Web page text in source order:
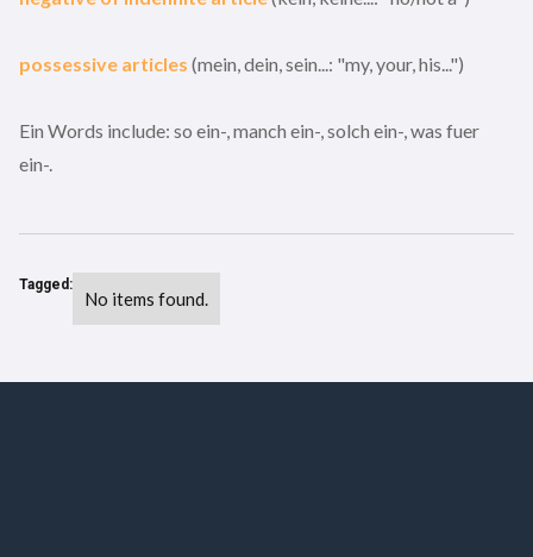
possessive articles (mein, dein, sein...: "my, your, his...")
Ein Words include: so ein-, manch ein-, solch ein-, was fuer
ein-.
Tagged:
No items found.